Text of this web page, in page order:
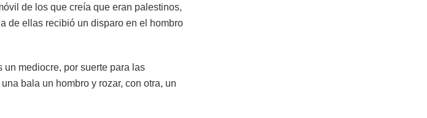
de los que creía que eran palestinos,
de ellas recibió un disparo en el hombro
mediocre, por suerte para las
bala un hombro y rozar, con otra, un